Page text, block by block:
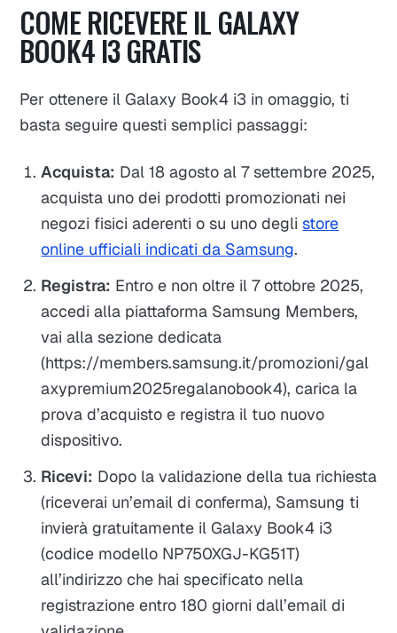
COME RICEVERE IL GALAXY
BOOK4 I3 GRATIS
Per ottenere il Galaxy Book4 i3 in omaggio, ti
basta seguire questi semplici passaggi:
Acquista: Dal 18 agosto al 7 settembre 2025,
acquista uno dei prodotti promozionati nei
negozi fisici aderenti o su uno deglistore
online ufficiali indicati da Samsung.
Registra: Entro e non oltre il 7 ottobre 2025,
accedi alla piattaforma Samsung Members,
vai alla sezione dedicata
(https://members.samsung.it/promozioni/gal
axypremium2025regalanobook4), carica la
prova d’acquisto e registra il tuo nuovo
dispositivo.
Ricevi: Dopo la validazione della tua richiesta
(riceverai un’email di conferma), Samsung ti
invierà gratuitamente il Galaxy Book4 i3
(codice modello NP750XGJ-KG51T)
all’indirizzo che hai specificato nella
registrazione entro 180 giorni dall’email di